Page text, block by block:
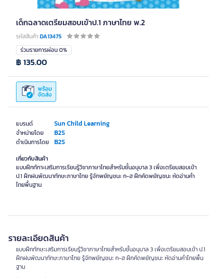
เด็กฉลาดเตรียมสอบเข้าป.1 ภาษาไทย พ.2
รหัสสินค้าDA13475
แบรนด์ Sun Child Learning
จำหน่ายโดย B2S
ดำเนินการโดย B2S
ร่วมรายการผ่อน 0%
พร้อม
จัดส่ง
฿ 135.00
เกี่ยวกับสินค้า
แบบฝึกทักาะเสริมการเรียนรู้วิชาภาษาไทยสำหรับชั้นอนุบาล 3 เพื่อเตรียมสอบเข้า
ป.1 ฝึกฝนพัฒนาทักษะภาษาไทย รู้จักพยัญชนะ ก-ฮ ฝึกคัดพยัญชนะ หัดอ่านคำ
ไทยพื้นฐาน
รายละเอียดสินค้า
แบบฝึกทักษะเสริมการเรียนรู้วิชาภาษาไทยสำหรับชั้นอนุบาล 3 เพื่อเตรียมสอบเข้า ป.1
ฝึกฝนพัฒนาทักษะภาษาไทย รู้จักพยัญชนะ ก-ฮ ฝึกคัดพยัญชนะ หัดอ่านคำไทยพื้น
ฐาน